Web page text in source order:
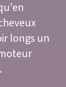
longs un